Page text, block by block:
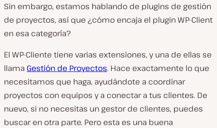
Sin embargo, estamos hablando de plugins de gestión
de proyectos, así que ¿cómo encaja el plugin WP-Client
en esa categoría?
El WP-Cliente tiene varias extensiones, y una de ellas se
llama Gestión de Proyectos. Hace exactamente lo que
necesitamos que haga, ayudándote a coordinar
proyectos con equipos y a conectar a tus clientes. De
nuevo, si no necesitas un gestor de clientes, puedes
buscar en otra parte. Pero esta es una buena